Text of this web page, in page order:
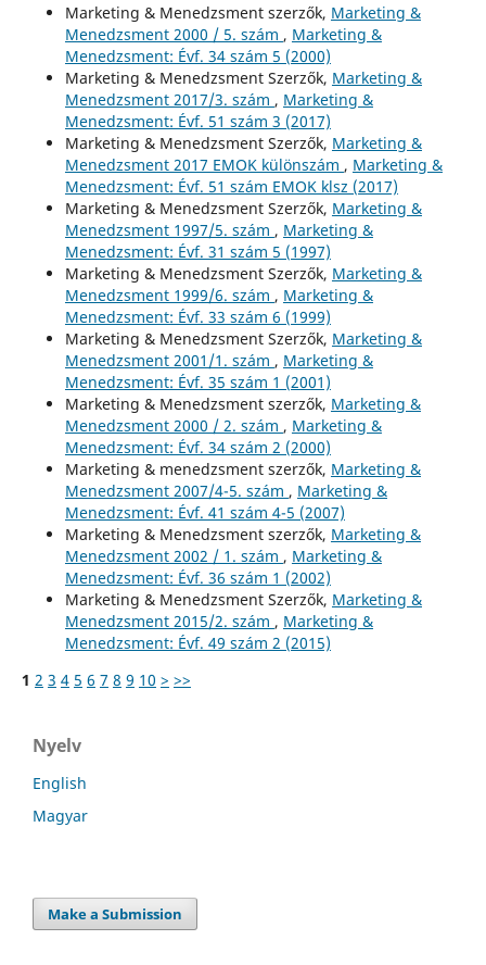
Marketing & Menedzsment szerzők, Marketing &
Menedzsment 2000 / 5. szám , Marketing &
Menedzsment: Évf. 34 szám 5 (2000)
Marketing & Menedzsment Szerzők, Marketing &
Menedzsment 2017/3. szám , Marketing &
Menedzsment: Évf. 51 szám 3 (2017)
Marketing & Menedzsment Szerzők, Marketing &
Menedzsment 2017 EMOK különszám , Marketing &
Menedzsment: Évf. 51 szám EMOK klsz (2017)
Marketing & Menedzsment Szerzők, Marketing &
Menedzsment 1997/5. szám , Marketing &
Menedzsment: Évf. 31 szám 5 (1997)
Marketing & Menedzsment Szerzők, Marketing &
Menedzsment 1999/6. szám , Marketing &
Menedzsment: Évf. 33 szám 6 (1999)
Marketing & Menedzsment Szerzők, Marketing &
Menedzsment 2001/1. szám , Marketing &
Menedzsment: Évf. 35 szám 1 (2001)
Marketing & Menedzsment szerzők, Marketing &
Menedzsment 2000 / 2. szám , Marketing &
Menedzsment: Évf. 34 szám 2 (2000)
Marketing & menedzsment szerzők, Marketing &
Menedzsment 2007/4-5. szám , Marketing &
Menedzsment: Évf. 41 szám 4-5 (2007)
Marketing & Menedzsment szerzők, Marketing &
Menedzsment 2002 / 1. szám , Marketing &
Menedzsment: Évf. 36 szám 1 (2002)
Marketing & Menedzsment Szerzők, Marketing &
Menedzsment 2015/2. szám , Marketing &
Menedzsment: Évf. 49 szám 2 (2015)
1 2 3 4 5 6 7 8 9 10 > >>
Nyelv
English
Magyar
Make a Submission